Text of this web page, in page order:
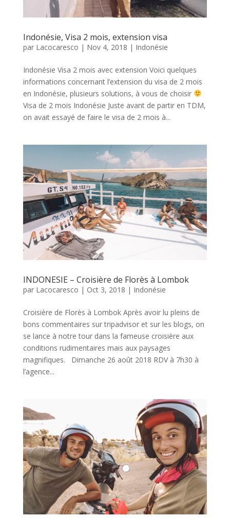
Indonésie, Visa 2 mois, extension visa
par Lacocaresco | Nov 4, 2018 | Indonésie
Indonésie Visa 2 mois avec extension Voici quelques
informations concernant l’extension du visa de 2 mois
en Indonésie, plusieurs solutions, à vous de choisir
Visa de 2 mois Indonésie Juste avant de partir en TDM,
on avait essayé de faire le visa de 2 mois à...
INDONESIE – Croisière de Florès à Lombok
par Lacocaresco | Oct 3, 2018 | Indonésie
Croisière de Florès à Lombok Après avoir lu pleins de
bons commentaires sur tripadvisor et sur les blogs, on
se lance à notre tour dans la fameuse croisière aux
conditions rudimentaires mais aux paysages
magnifiques. Dimanche 26 août 2018 RDV à 7h30 à
l’agence...